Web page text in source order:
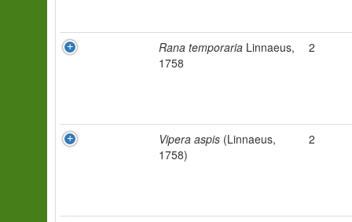
Rana temporaria Linnaeus,
1758
2
Vipera aspis (Linnaeus,
1758)
2